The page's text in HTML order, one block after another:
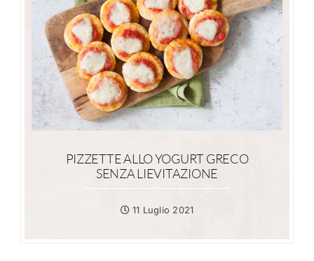
PIZZETTE ALLO YOGURT GRECO
SENZA LIEVITAZIONE
11 Luglio 2021